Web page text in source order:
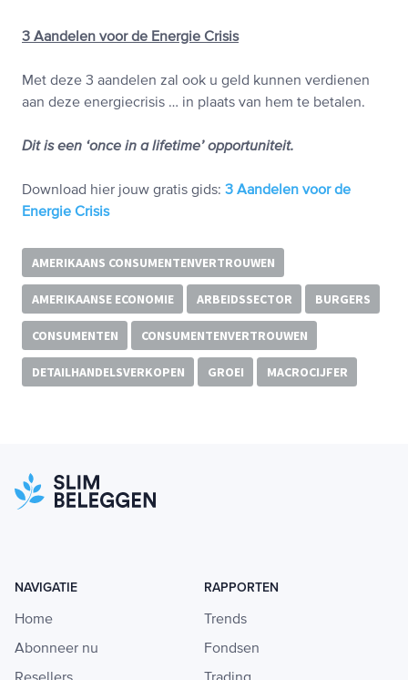
3 Aandelen voor de Energie Crisis
Met deze 3 aandelen zal ook u geld kunnen verdienen
aan deze energiecrisis … in plaats van hem te betalen.
Dit is een ‘once in a lifetime’ opportuniteit.
Download hier jouw gratis gids: 3 Aandelen voor de
Energie Crisis
AMERIKAANS CONSUMENTENVERTROUWEN
AMERIKAANSE ECONOMIE ARBEIDSSECTOR BURGERS
CONSUMENTEN CONSUMENTENVERTROUWEN
DETAILHANDELSVERKOPEN GROEI MACROCIJFER
NAVIGATIE
Home
Abonneer nu
RAPPORTEN
Trends
Fondsen